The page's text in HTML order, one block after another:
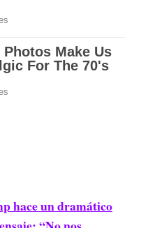
hace un dramático